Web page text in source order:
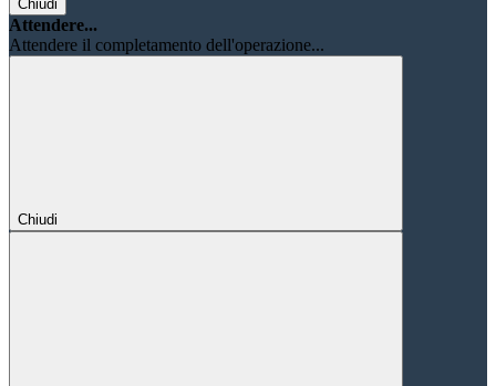
Chiudi
Attendere...
Attendere il completamento dell'operazione...
Chiudi